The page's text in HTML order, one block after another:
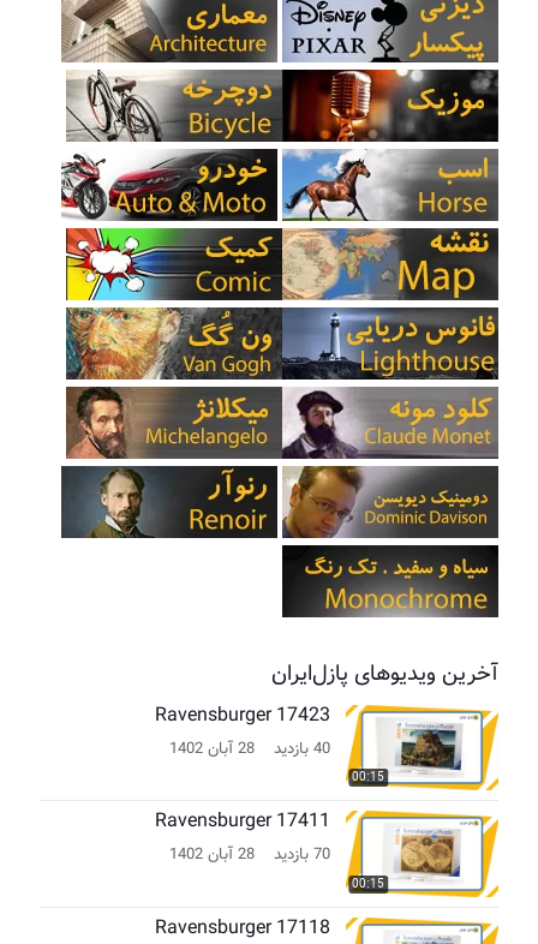
آخرین ویدیوهای پازل‌ایران
00:15
Ravensburger 17423
40 بازدید 28 آبان 1402
00:15
Ravensburger 17411
70 بازدید 28 آبان 1402
Ravensburger 17118